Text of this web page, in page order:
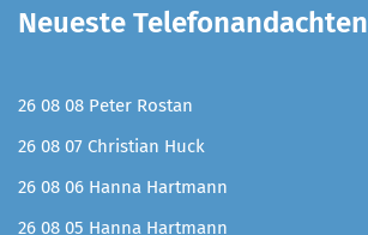
Neueste Telefonandachten
26 08 08 Peter Rostan
26 08 07 Christian Huck
26 08 06 Hanna Hartmann
26 08 05 Hanna Hartmann